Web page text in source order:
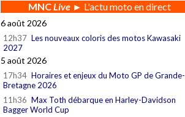
MNCLive► L'actu moto en direct
6 août 2026
12h37 Les nouveaux coloris des motos Kawasaki
2027
5 août 2026
17h34 Horaires et enjeux du Moto GP de Grande-
Bretagne 2026
11h36 Max Toth débarque en Harley-Davidson
Bagger World Cup